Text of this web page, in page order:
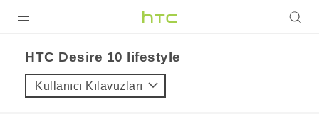
VIVE
HTC Desire 10 lifestyle‎
Kullanıcı Kılavuzları